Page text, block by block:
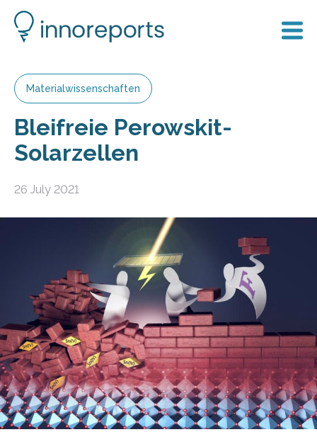
Materialwissenschaften
Bleifreie Perowskit-
Solarzellen
26 July 2021